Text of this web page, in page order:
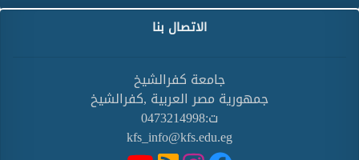
الاتصال بنا
جامعة كفرالشيخ
جمهورية مصر العربية ,كفرالشيخ
ت:0473214998
kfs_info@kfs.edu.eg